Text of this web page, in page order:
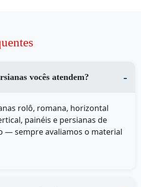
vocês atendem?
rolô, romana, horizontal
painéis e persianas de
— sempre avaliamos o material